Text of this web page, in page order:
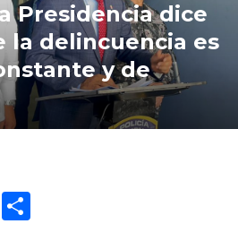
Presidencia dice
la delincuencia es
y de
E